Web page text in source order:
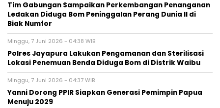
Tim Gabungan Sampaikan Perkembangan Penanganan
Ledakan Diduga Bom Peninggalan Perang Dunia II di
Biak Numfor
Minggu, 7 Juni 2026 - 04:38 WIB
Polres Jayapura Lakukan Pengamanan dan Sterilisasi
Lokasi Penemuan Benda Diduga Bom di Distrik Waibu
Minggu, 7 Juni 2026 - 04:37 WIB
Yanni Dorong PPIR Siapkan Generasi Pemimpin Papua
Menuju 2029